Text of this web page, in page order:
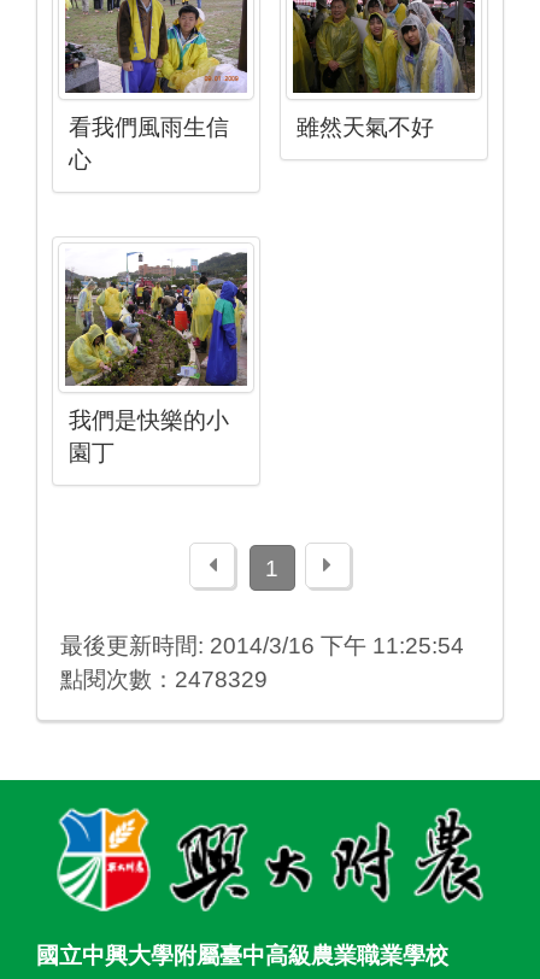
看我們風雨生信
心
雖然天氣不好
我們是快樂的小
園丁
上一頁1 下一頁
最後更新時間: 2014/3/16 下午 11:25:54
點閱次數：2478329
國立中興大學附屬臺中高級農業職業學校